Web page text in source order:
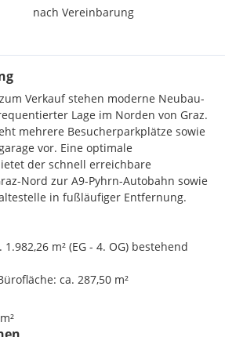
nach Vereinbarung
Verkauf stehen moderne Neubau-
Lage im Norden von Graz.
mehrere Besucherparkplätze sowie
vor. Eine optimale
der schnell erreichbare
Nord zur A9-Pyhrn-Autobahn sowie
in fußläufiger Entfernung.
m² (EG - 4. OG) bestehend
ca. 287,50 m²
je ca. 423,69 m²